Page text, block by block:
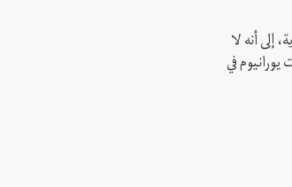
إلى أنه لا
في